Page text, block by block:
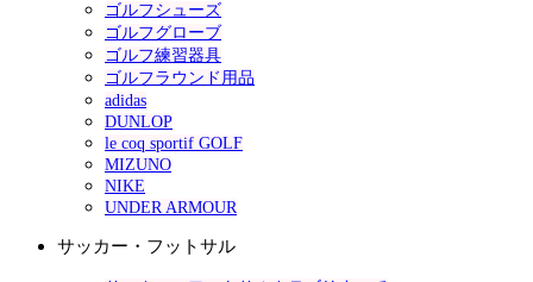
ゴルフシューズ
ゴルフグローブ
ゴルフ練習器具
ゴルフラウンド用品
adidas
DUNLOP
le coq sportif GOLF
MIZUNO
NIKE
UNDER ARMOUR
サッカー・フットサル